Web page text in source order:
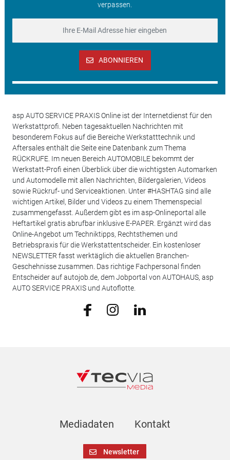
verpassen.
ABONNIEREN
asp AUTO SERVICE PRAXIS Online ist der Internetdienst für den
Werkstattprofi. Neben tagesaktuellen Nachrichten mit
besonderem Fokus auf die Bereiche Werkstatttechnik und
Aftersales enthält die Seite eine Datenbank zum Thema
RÜCKRUFE. Im neuen Bereich AUTOMOBILE bekommt der
Werkstatt-Profi einen Überblick über die wichtigsten Automarken
und Automodelle mit allen Nachrichten, Bildergalerien, Videos
sowie Rückruf- und Serviceaktionen. Unter #HASHTAG sind alle
wichtigen Artikel, Bilder und Videos zu einem Themenspecial
zusammengefasst. Außerdem gibt es im asp-Onlineportal alle
Heftartikel gratis abrufbar inklusive E-PAPER. Ergänzt wird das
Online-Angebot um Techniktipps, Rechtsthemen und
Betriebspraxis für die Werkstattentscheider. Ein kostenloser
NEWSLETTER fasst werktäglich die aktuellen Branchen-
Geschehnisse zusammen. Das richtige Fachpersonal finden
Entscheider auf autojob.de, dem Jobportal von AUTOHAUS, asp
AUTO SERVICE PRAXIS und Autoflotte.
Mediadaten Kontakt
Newsletter